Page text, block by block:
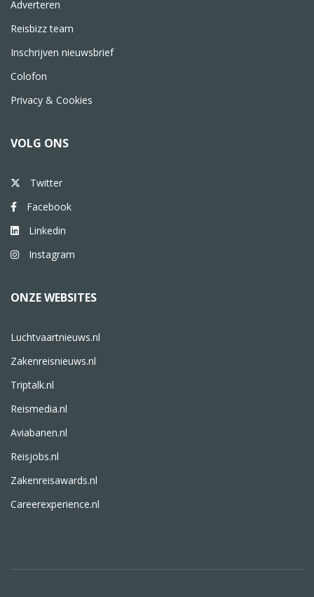
Adverteren
Reisbizz team
Inschrijven nieuwsbrief
Colofon
Privacy & Cookies
VOLG ONS
Twitter
Facebook
Linkedin
Instagram
ONZE WEBSITES
Luchtvaartnieuws.nl
Zakenreisnieuws.nl
Triptalk.nl
Reismedia.nl
Aviabanen.nl
Reisjobs.nl
Zakenreisawards.nl
Careerexperience.nl